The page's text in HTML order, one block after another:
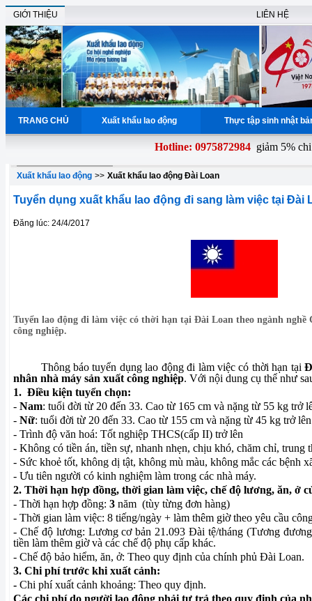
GIỚI THIỆU LIÊN HỆ
TRANG CHỦ Xuất khẩu lao động Thực tập sinh nhật
Hotline: 0975872984giảm 5% chi
Xuất khẩu lao động >> Xuất khẩu lao động Đài Loan
Tuyển dụng xuất khẩu lao động đi sang làm việc tại Đài
Đăng lúc: 24/4/2017
Tuyển lao động đi làm việc có thời hạn tại Đài Loan theo ngành nghề
công nghiệp.
Thông báo tuyển dụng lao động đi làm việc có thời hạn tại
nhân nhà máy sản xuất công nghiệp. Với nội dung cụ thể như
1. Điều kiện tuyển chọn:
- Nam: tuổi đời từ 20 đến 33. Cao từ 165 cm và nặng từ 55 kg trở
- Nữ: tuổi đời từ 20 đến 33. Cao từ 155 cm và nặng từ 45 kg trở
- Trình độ văn hoá: Tốt nghiệp THCS(cấp II) trở lên
- Không có tiền án, tiền sự, nhanh nhẹn, chịu khó, chăm chỉ, trung
- Sức khoẻ tốt, không dị tật, không mù màu, không mắc các bệnh
- Ưu tiên người có kinh nghiệm làm trong các nhà máy.
2. Thời hạn hợp đồng, thời gian làm việc, chế độ lương, ăn, ở
- Thời hạn hợp đồng: 3 năm (tùy từng đơn hàng)
- Thời gian làm việc: 8 tiếng/ngày + làm thêm giờ theo yêu cầu
- Chế độ lương: Lương cơ bản 21.093 Đài tệ/tháng (Tương
tiền làm thêm giờ và các chế độ phụ cấp khác.
- Chế độ bảo hiểm, ăn, ở: Theo quy định của chính phủ Đài Loan.
3. Chi phí trước khi xuất cảnh:
- Chi phí xuất cảnh khoảng: Theo quy định.
Các chi phí do người lao động phải tự trả theo quy định của